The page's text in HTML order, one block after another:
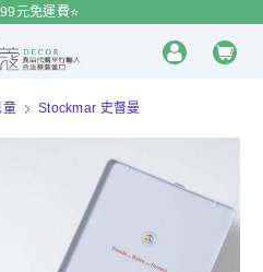
元免運費⭐️
童 Stockmar 史督曼